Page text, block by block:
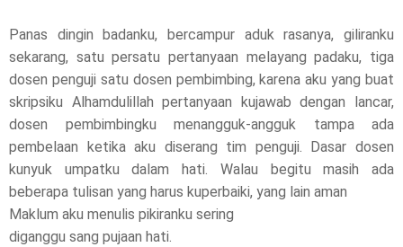
Panas dingin badanku, bercampur aduk rasanya, giliranku
sekarang, satu persatu pertanyaan melayang padaku, tiga
dosen penguji satu dosen pembimbing, karena aku yang buat
skripsiku Alhamdulillah pertanyaan kujawab dengan lancar,
dosen pembimbingku menangguk-angguk tampa ada
pembelaan ketika aku diserang tim penguji. Dasar dosen
kunyuk umpatku dalam hati. Walau begitu masih ada
beberapa tulisan yang harus kuperbaiki, yang lain aman
Maklum aku menulis pikiranku sering
diganggu sang pujaan hati.